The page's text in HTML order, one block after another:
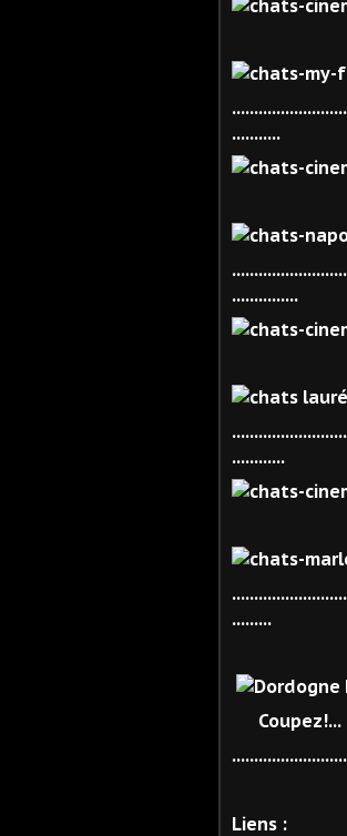
My Fair
...........
...............
Le
............
L'Ange
.........
Coupez!...
Liens :